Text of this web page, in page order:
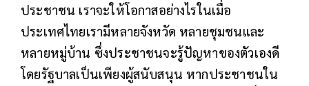
ประชาชน เราจะให้โอกาสอย่างไรในเมื่อ
ประเทศไทยเรามีหลายจังหวัด หลายชุมชนและ
หลายหมู่บ้าน ซึ่งประชาชนจะรู้ปัญหาของตัวเองดี
โดยรัฐบาลเป็นเพียงผู้สนับสนุน หากประชาชนใน